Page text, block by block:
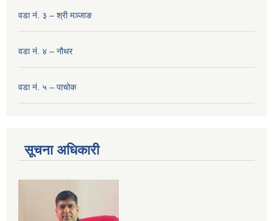
वडा नं. ३ – श्री मञ्‍जाङ
वडा नं. ४ – नौथर
वडा नं. ५ – पाचोक
सूचना अधिकारी